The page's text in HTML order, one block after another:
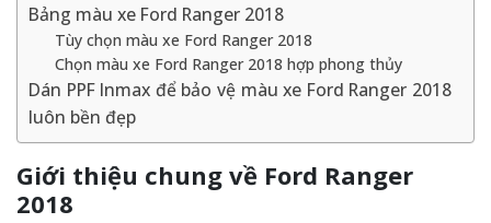
Bảng màu xe Ford Ranger 2018
Tùy chọn màu xe Ford Ranger 2018
Chọn màu xe Ford Ranger 2018 hợp phong thủy
Dán PPF Inmax để bảo vệ màu xe Ford Ranger 2018
luôn bền đẹp
Giới thiệu chung về Ford Ranger
2018